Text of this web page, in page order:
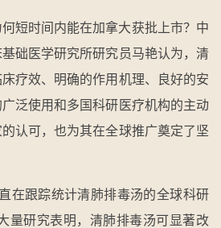
短时间内能在加拿大获批上市？中
础医学研究所研究员马艳认为，清
疗效、明确的作用机理、良好的安
泛使用和多国科研医疗机构的主动
认可，也为其在全球推广奠定了坚
在跟踪统计清肺排毒汤的全球科研
量研究表明，清肺排毒汤可显著改